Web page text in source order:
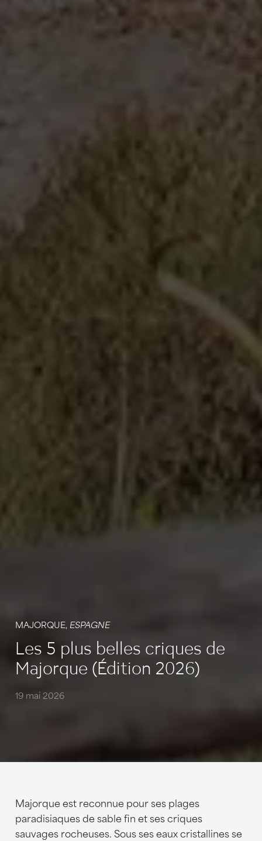
MAJORQUE, ESPAGNE
Les 5 plus belles criques de
Majorque (Édition 2026)
19 mai 2026
Majorque est reconnue pour ses plages
paradisiaques de sable fin et ses criques
sauvages rocheuses. Sous ses eaux cristallines se